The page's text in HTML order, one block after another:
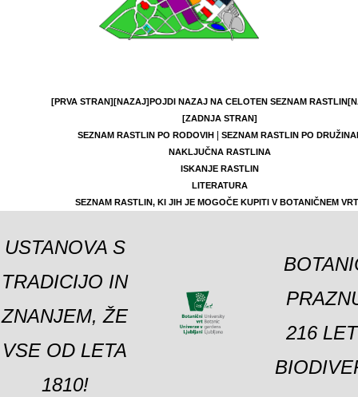
[PRVA STRAN][NAZAJ]POJDI NAZAJ NA CELOTEN SEZNAM RASTLIN
[ZADNJA STRAN]
SEZNAM RASTLIN PO RODOVIH|
SEZNAM RASTLIN PO
NAKLJUČNA RASTLINA
ISKANJE RASTLIN
LITERATURA
SEZNAM RASTLIN, KI JIH JE MOGOČE KUPITI V BOTANIČNEM
USTANOVA S
TRADICIJO IN
ZNANJEM, ŽE
VSE OD LETA
1810!
216